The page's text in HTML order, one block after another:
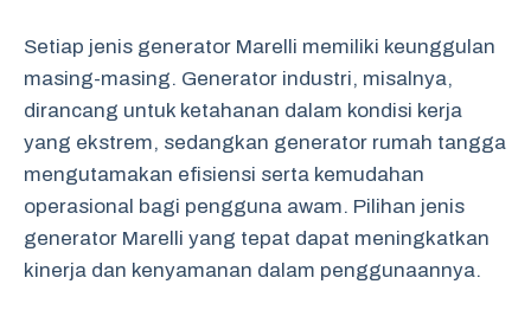
Setiap jenis generator Marelli memiliki keunggulan
masing-masing. Generator industri, misalnya,
dirancang untuk ketahanan dalam kondisi kerja
yang ekstrem, sedangkan generator rumah tangga
mengutamakan efisiensi serta kemudahan
operasional bagi pengguna awam. Pilihan jenis
generator Marelli yang tepat dapat meningkatkan
kinerja dan kenyamanan dalam penggunaannya.